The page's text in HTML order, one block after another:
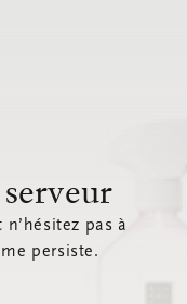
n’hésitez pas à
persiste.